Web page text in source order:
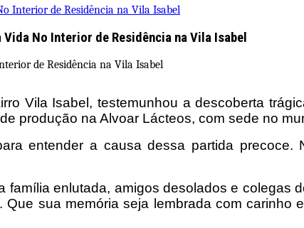
Interior de Residência na Vila Isabel
No Interior de Residência na Vila Isabel
Vila Isabel, testemunhou a descoberta
produção na Alvoar Lácteos, com sede no
entender a causa dessa partida
enlutada, amigos desolados e colegas
sua memória seja lembrada com carinho